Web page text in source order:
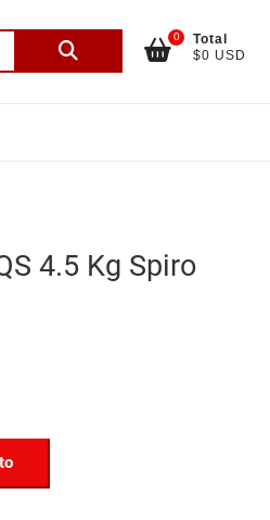
Buscar
por:
0
Total
$0 USD
4.5 Kg Spiro